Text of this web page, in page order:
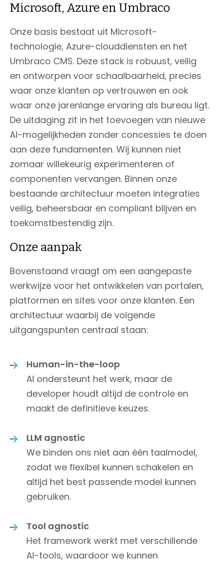
Microsoft, Azure en Umbraco
Onze basis bestaat uit Microsoft-
technologie, Azure-clouddiensten en het
Umbraco CMS. Deze stack is robuust, veilig
en ontworpen voor schaalbaarheid, precies
waar onze klanten op vertrouwen en ook
waar onze jarenlange ervaring als bureau ligt.
De uitdaging zit in het toevoegen van nieuwe
AI-mogelijkheden zonder concessies te doen
aan deze fundamenten. Wij kunnen niet
zomaar willekeurig experimenteren of
componenten vervangen. Binnen onze
bestaande architectuur moeten integraties
veilig, beheersbaar en compliant blijven en
toekomstbestendig zijn.
Onze aanpak
Bovenstaand vraagt om een aangepaste
werkwijze voor het ontwikkelen van portalen,
platformen en sites voor onze klanten. Een
architectuur waarbij de volgende
uitgangspunten centraal staan:
Human-in-the-loop
AI ondersteunt het werk, maar de
developer houdt altijd de controle en
maakt de definitieve keuzes.
LLM agnostic
We binden ons niet aan één taalmodel,
zodat we flexibel kunnen schakelen en
altijd het best passende model kunnen
gebruiken.
Tool agnostic
Het framework werkt met verschillende
AI-tools, waardoor we kunnen